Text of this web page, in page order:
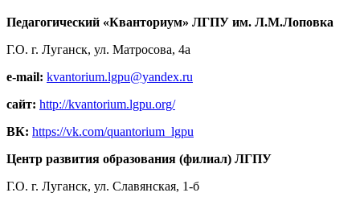
Педагогический «Кванториум» ЛГПУ им. Л.М.Лоповка
Г.О. г. Луганск, ул. Матросова, 4а
e-mail: kvantorium.lgpu@yandex.ru
сайт: http://kvantorium.lgpu.org/
ВК: https://vk.com/quantorium_lgpu
Центр развития образования (филиал) ЛГПУ
Г.О. г. Луганск, ул. Славянская, 1-б